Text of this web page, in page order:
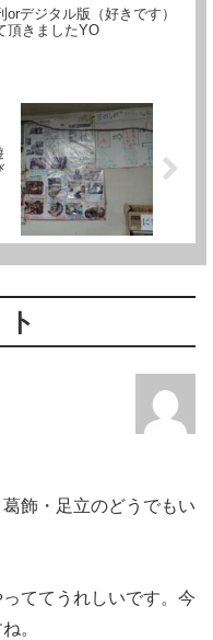
orデジタル版（好きです）
頂きましたYO
飾・足立のどうでもい
ててうれしいです。今
。